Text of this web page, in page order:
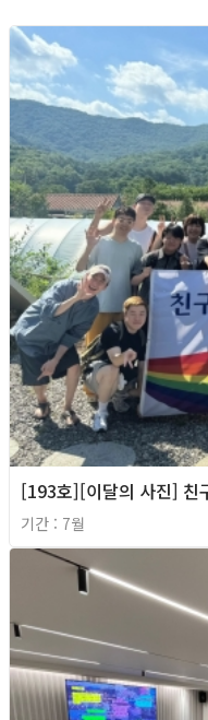
[193호][이달의 사진] 친
기간 : 7월